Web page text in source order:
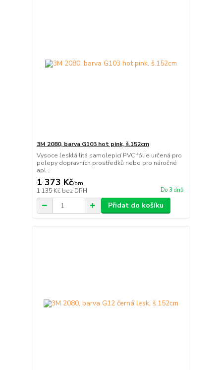
3M 2080, barva G103 hot pink, š.152cm
Vysoce lesklá litá samolepicí PVC fólie určená pro
polepy dopravních prostředků nebo pro náročné
apl...
1 373 Kč/bm
1 135 Kč bez DPH Do 3 dnů
Přidat do košíku